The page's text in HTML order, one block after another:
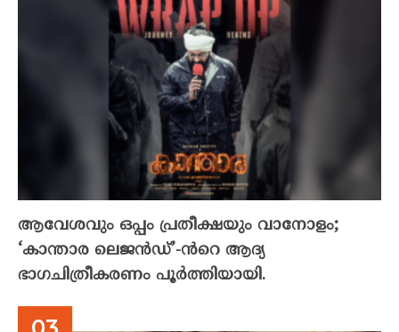
ആവേശവും ഒപ്പം പ്രതീക്ഷയും വാനോളം;
‘കാന്താര ലെജൻഡ്’-ൻറെ ആദ്യ
ഭാഗചിത്രീകരണം പൂർത്തിയായി.